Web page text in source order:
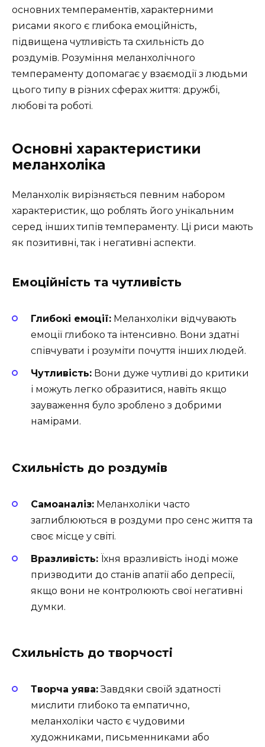
основних темпераментів, характерними
рисами якого є глибока емоційність,
підвищена чутливість та схильність до
роздумів. Розуміння меланхолічного
темпераменту допомагає у взаємодії з людьми
цього типу в різних сферах життя: дружбі,
любові та роботі.
Основні характеристики
меланхоліка
Меланхолік вирізняється певним набором
характеристик, що роблять його унікальним
серед інших типів темпераменту. Ці риси мають
як позитивні, так і негативні аспекти.
Емоційність та чутливість
Глибокі емоції: Меланхоліки відчувають
емоції глибоко та інтенсивно. Вони здатні
співчувати і розуміти почуття інших людей.
Чутливість: Вони дуже чутливі до критики
і можуть легко образитися, навіть якщо
зауваження було зроблено з добрими
намірами.
Схильність до роздумів
Самоаналіз: Меланхоліки часто
заглиблюються в роздуми про сенс життя та
своє місце у світі.
Вразливість: Їхня вразливість іноді може
призводити до станів апатії або депресії,
якщо вони не контролюють свої негативні
думки.
Схильність до творчості
Творча уява:Завдяки своїй здатності
мислити глибоко та емпатично,
меланхоліки часто є чудовими
художниками, письменниками або